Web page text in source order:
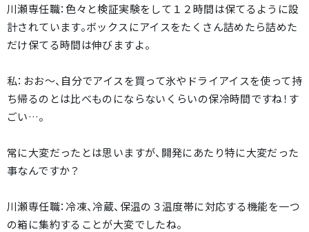
川瀬専任職：色々と検証実験をして１２時間は保てるように設
計されています。ボックスにアイスをたくさん詰めたら詰めた
だけ保てる時間は伸びますよ。
私：おお～、自分でアイスを買って氷やドライアイスを使って持
ち帰るのとは比べものにならないくらいの保冷時間ですね！す
ごい…。
常に大変だったとは思いますが、開発にあたり特に大変だった
事なんですか？
川瀬専任職：冷凍、冷蔵、保温の３温度帯に対応する機能を一つ
の箱に集約することが大変でしたね。